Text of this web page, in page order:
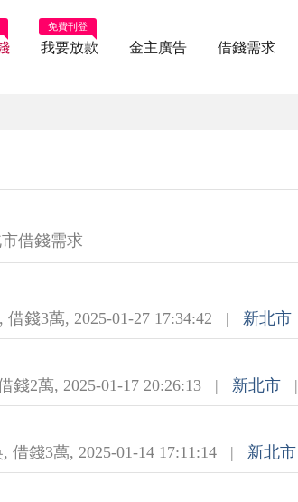
我要放款
免費刊登
金主廣告 借錢需求
借錢需求
, 借錢3萬, 2025-01-27 17:34:42 | 新北市
錢2萬, 2025-01-17 20:26:13 | 新北市 |
, 借錢3萬, 2025-01-14 17:11:14 | 新北市